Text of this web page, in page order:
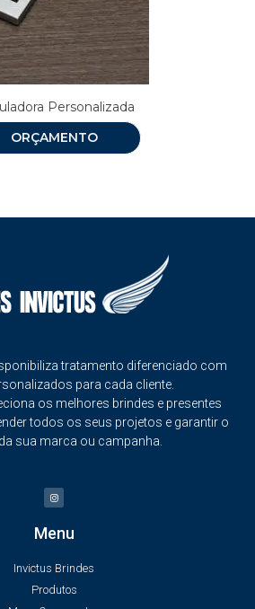
Personalizada
ORÇAMENTO
tratamento diferenciado com
para cada cliente.
os melhores brindes e presentes
todos os seus projetos e garantir o
sua marca ou campanha.
Menu
Invictus Brindes
Produtos